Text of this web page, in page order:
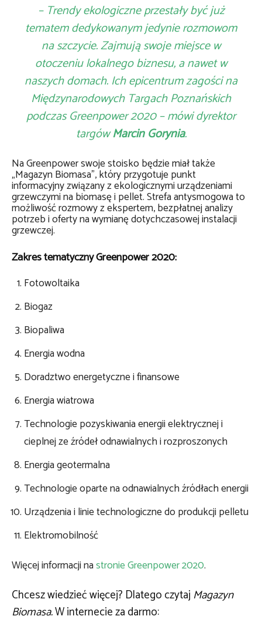
– Trendy ekologiczne przestały być już
tematem dedykowanym jedynie rozmowom
na szczycie. Zajmują swoje miejsce w
otoczeniu lokalnego biznesu, a nawet w
naszych domach. Ich epicentrum zagości na
Międzynarodowych Targach Poznańskich
podczas Greenpower 2020 – mówi dyrektor
targówMarcin Gorynia.
Na Greenpower swoje stoisko będzie miał także
„Magazyn Biomasa”, który przygotuje punkt
informacyjny związany z ekologicznymi urządzeniami
grzewczymi na biomasę i pellet. Strefa antysmogowa to
możliwość rozmowy z ekspertem, bezpłatnej analizy
potrzeb i oferty na wymianę dotychczasowej instalacji
grzewczej.
Zakres tematyczny Greenpower 2020:
Fotowoltaika
Biogaz
Biopaliwa
Energia wodna
Doradztwo energetyczne i finansowe
Energia wiatrowa
Technologie pozyskiwania energii elektrycznej i
cieplnej ze źródeł odnawialnych i rozproszonych
Energia geotermalna
Technologie oparte na odnawialnych źródłach energii
Urządzenia i linie technologiczne do produkcji pelletu
Elektromobilność
Więcej informacji nastronie Greenpower 2020.
Chcesz wiedzieć więcej? Dlatego czytajMagazyn
Biomasa.W internecie za darmo: